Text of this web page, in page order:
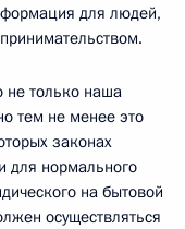
для людей,
не только наша
тем не менее это
законах
для нормального
на бытовой
осуществляться